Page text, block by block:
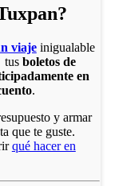
viajeinigualable
tus boletos de
en
.
y armar
que te guste.
qué hacer en